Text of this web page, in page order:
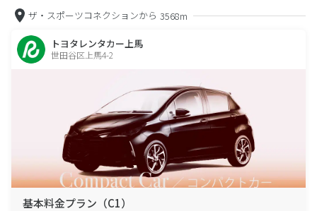
ザ・スポーツコネクションから 3568m
トヨタレンタカー上馬
世田谷区上馬4-2
基本料金プラン（C1）